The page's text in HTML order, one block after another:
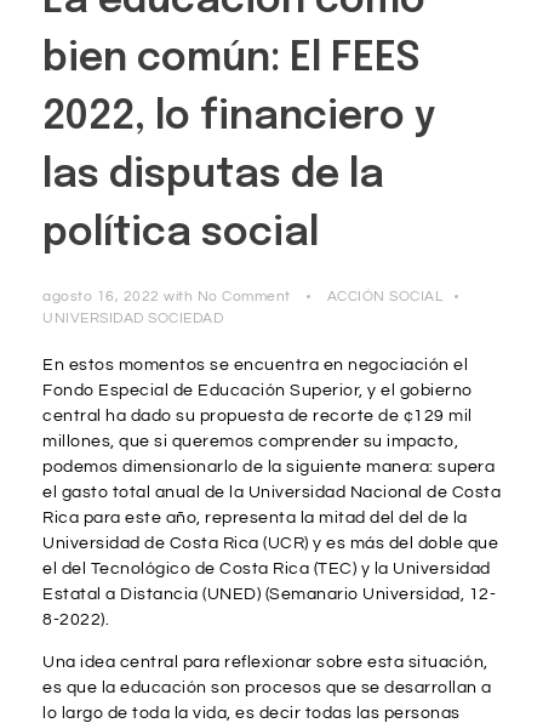
bien común: El FEES
2022, lo financiero y
las disputas de la
política social
agosto 16, 2022 with No Comment
ACCIÓN SOCIAL
UNIVERSIDAD SOCIEDAD
En estos momentos se encuentra en negociación el
Fondo Especial de Educación Superior, y el gobierno
central ha dado su propuesta de recorte de ¢129 mil
millones, que si queremos comprender su impacto,
podemos dimensionarlo de la siguiente manera: supera
el gasto total anual de la Universidad Nacional de Costa
Rica para este año, representa la mitad del del de la
Universidad de Costa Rica (UCR) y es más del doble que
el del Tecnológico de Costa Rica (TEC) y la Universidad
Estatal a Distancia (UNED) (Semanario Universidad, 12-
8-2022).
Una idea central para reflexionar sobre esta situación,
es que la educación son procesos que se desarrollan a
lo largo de toda la vida, es decir todas las personas